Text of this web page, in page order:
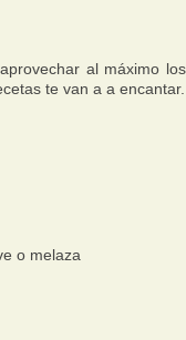
al máximo los
te van a a encantar.
o melaza